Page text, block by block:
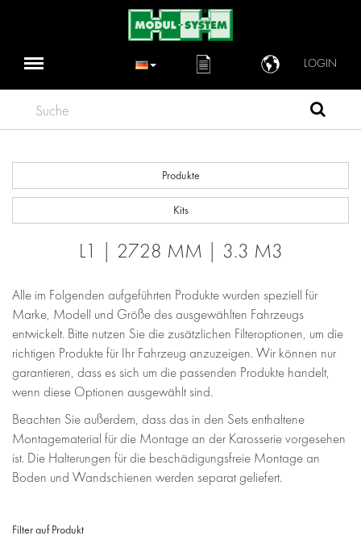
LOGIN
Suche
Produkte
Kits
L1 | 2728 MM | 3.3 M3
Alle im Folgenden aufgeführten Produkte wurden speziell für
Marke, Modell und Größe des ausgewählten Fahrzeugs
entwickelt. Bitte nutzen Sie die zusätzlichen Filteroptionen, um die
richtigen Produkte für Ihr Fahrzeug anzuzeigen. Wir können nur
garantieren, dass es sich um die passenden Produkte handelt,
wenn diese Optionen ausgewählt sind.
Beachten Sie außerdem, dass das in den Sets enthaltene
Montagematerial für die Montage an der Karosserie vorgesehen
ist. Die Halterungen für die beschädigungsfreie Montage an
Boden und Wandschienen werden separat geliefert.
Filter auf Produkt